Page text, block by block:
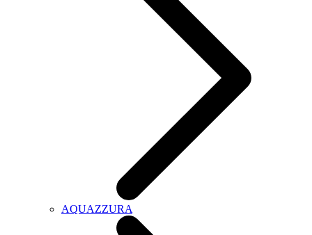
AQUAZZURA